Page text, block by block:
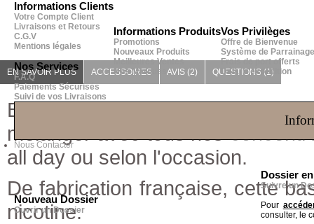
Informations Clients
Votre Compte Client
Livraisons et Retours
C.G.V
Mentions légales
Nos Services
F.A.Q
Paiements Sécurisés
Suivi de vos Livraisons
Informations Produits
Promotions
Nouveaux Produits
Meilleures Ventes
Nos Marques
Vos Privilèges
Offre de Bienvenue
Système de Parrainage
Frais de port offerts
Délai d'expédition
Nous Contacter
Nouveau Dossier
Ouvrir un Dossier
Dossier
Suivre un
Pour
consulter, le
EN SAVOIR PLUS ACCESSOIRES AVIS (2) QUESTIONS (1)
Base VDLV, en 50%
mélanger avec tous nos
all day ou selon l'occasion.
De fabrication française, cette
nicotine.